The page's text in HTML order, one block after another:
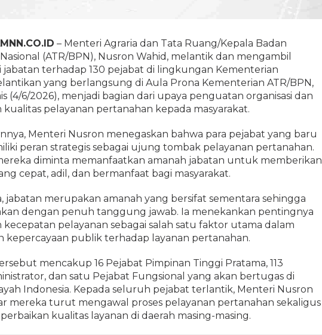
– Menteri Agraria dan Tata Ruang/Kepala Badan
(ATR/BPN), Nusron Wahid, melantik dan mengambil
jabatan terhadap 130 pejabat di lingkungan Kementerian
yang berlangsung di Aula Prona Kementerian ATR/BPN,
(4/6/2026), menjadi bagian dari upaya penguatan organisasi dan
pelayanan pertanahan kepada masyarakat.
Menteri Nusron menegaskan bahwa para pejabat yang baru
peran strategis sebagai ujung tombak pelayanan pertanahan.
diminta memanfaatkan amanah jabatan untuk memberikan
cepat, adil, dan bermanfaat bagi masyarakat.
jabatan merupakan amanah yang bersifat sementara sehingga
dengan penuh tanggung jawab. Ia menekankan pentingnya
pelayanan sebagai salah satu faktor utama dalam
kepercayaan publik terhadap layanan pertanahan.
mencakup 16 Pejabat Pimpinan Tinggi Pratama, 113
dan satu Pejabat Fungsional yang akan bertugas di
Indonesia. Kepada seluruh pejabat terlantik, Menteri Nusron
mereka turut mengawal proses pelayanan pertanahan sekaligus
kualitas layanan di daerah masing-masing.